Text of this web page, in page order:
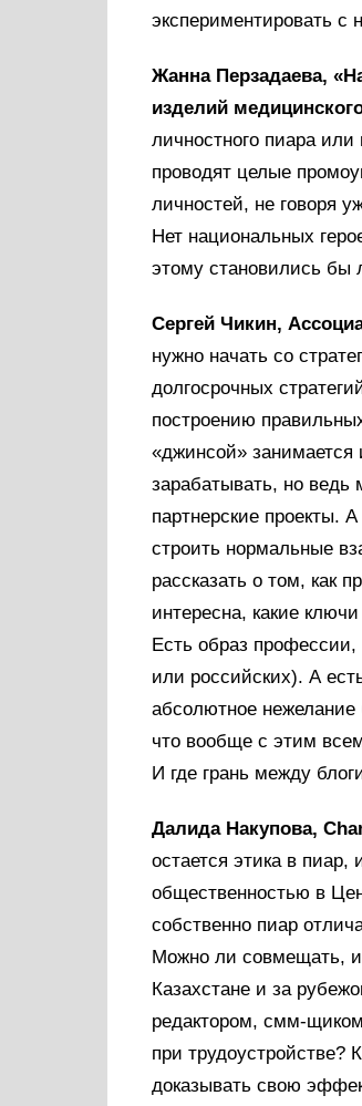
экспериментировать
Жанна Перзадаева,
изделий
личностного пиара
проводят целые
личностей, не говоря
Нет национальных
этому становились бы
Сергей Чикин,
нужно начать со
долгосрочных
построению
«джинсой»
зарабатывать, но
партнерские проекты.
строить нормальные
рассказать о том, как
интересна, какие
Есть образ профессии,
или российских). А
абсолютное
что вообще с этим
И где грань между
Далида Накупова,
остается этика в
общественностью в
собственно пиар
Можно ли совмещать, и
Казахстане и за
редактором, смм-
при трудоустройстве?
доказывать свою